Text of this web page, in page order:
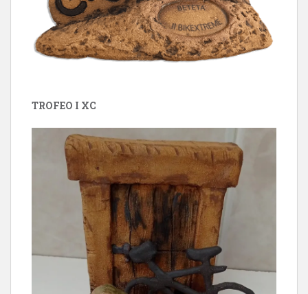
TROFEO I XC